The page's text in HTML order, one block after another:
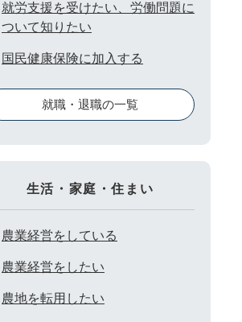
就労支援を受けたい、労働問題に
ついて知りたい
国民健康保険に加入する
就職・退職の一覧
生活・家庭・住まい
農業経営をしている
農業経営をしたい
農地を転用したい